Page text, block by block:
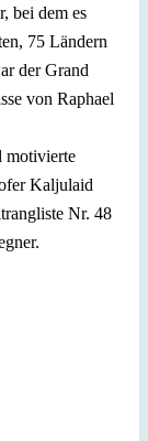
bei dem es
75 Ländern
der Grand
von Raphael
motivierte
Kaljulaid
Nr. 48